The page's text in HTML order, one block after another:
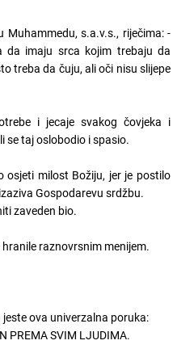
s.a.v.s., riječima: -
imaju srca kojim trebaju da
treba da čuju, ali oči nisu slijepe
i jecaje svakog čovjeka i
se taj oslobodio i spasio.
osjeti milost Božiju, jer je postilo
Gospodarevu srdžbu.
zaveden bio.
raznovrsnim menijem.
ova univerzalna poruka:
PREMA SVIM LJUDIMA.